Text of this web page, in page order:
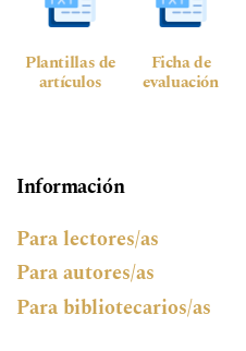
Plantillas de
artículos
Ficha de
evaluación
Información
Para lectores/as
Para autores/as
Para bibliotecarios/as